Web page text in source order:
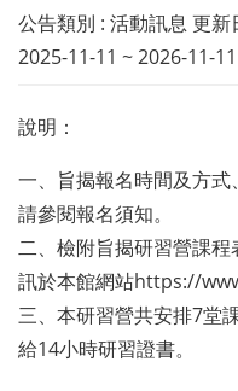
公告類別 : 活動訊息 更
2025-11-11 ~ 2026-11-11
說明：
一、旨揭報名時間及方式
請參閱報名須知。
二、檢附旨揭研習營課
訊於本館網站https://
三、本研習營共安排7堂
給14小時研習證書。